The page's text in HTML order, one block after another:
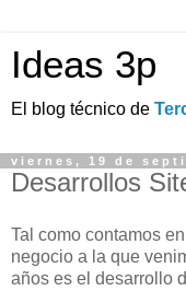
Ideas 3p
El blog técnico de
viernes, 19 de
Desarrollos
Tal como contamos
negocio a la que
años es el desarrollo